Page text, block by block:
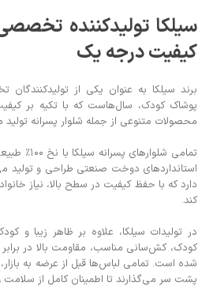
سیلکا تولیدکننده
کیفیت درجه یک
برند سیلکا به عنوان یکی از
پوشاک کودک، سال‌هاست که با تکیه بر
محصولات متنوعی از جمله شلوار پسرانه تولید
تمامی
استانداردهای دوخت صنعتی طراحی و تولید
دارد که با حفظ کیفیت در سطح بالا، نیاز
کند.
در تولیدات سیلکا، علاوه بر ظاهر زیبا و
کودک، کش‌سانی مناسب، مقاومت بالا در
شده است. تمامی لباس‌ها قبل از عرضه به
پشت سر می‌گذارند تا اطمینان کامل از